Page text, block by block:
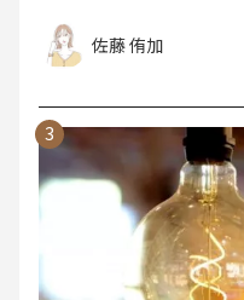
佐藤 侑加